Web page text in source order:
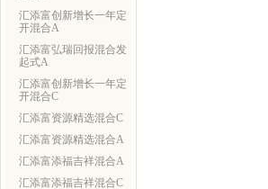
汇添富创新增长一年定
开混合A
汇添富弘瑞回报混合发
起式A
汇添富创新增长一年定
开混合C
汇添富资源精选混合C
汇添富资源精选混合A
汇添富添福吉祥混合A
汇添富添福吉祥混合C